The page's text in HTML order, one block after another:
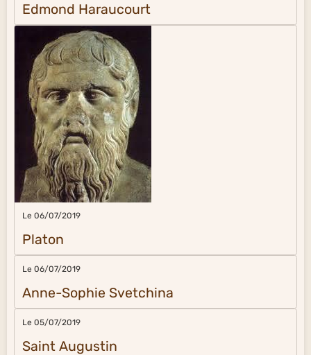
Edmond Haraucourt
Le 06/07/2019
Platon
Le 06/07/2019
Anne-Sophie Svetchina
Le 05/07/2019
Saint Augustin